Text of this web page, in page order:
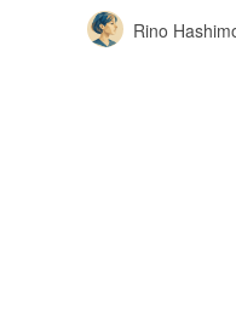
Rino